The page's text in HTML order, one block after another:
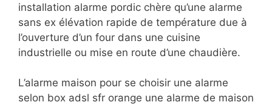
installation alarme pordic chère qu’une alarme
sans ex élévation rapide de température due à
l’ouverture d’un four dans une cuisine
industrielle ou mise en route d’une chaudière.
L’alarme maison pour se choisir une alarme
selon box adsl sfr orange une alarme de maison